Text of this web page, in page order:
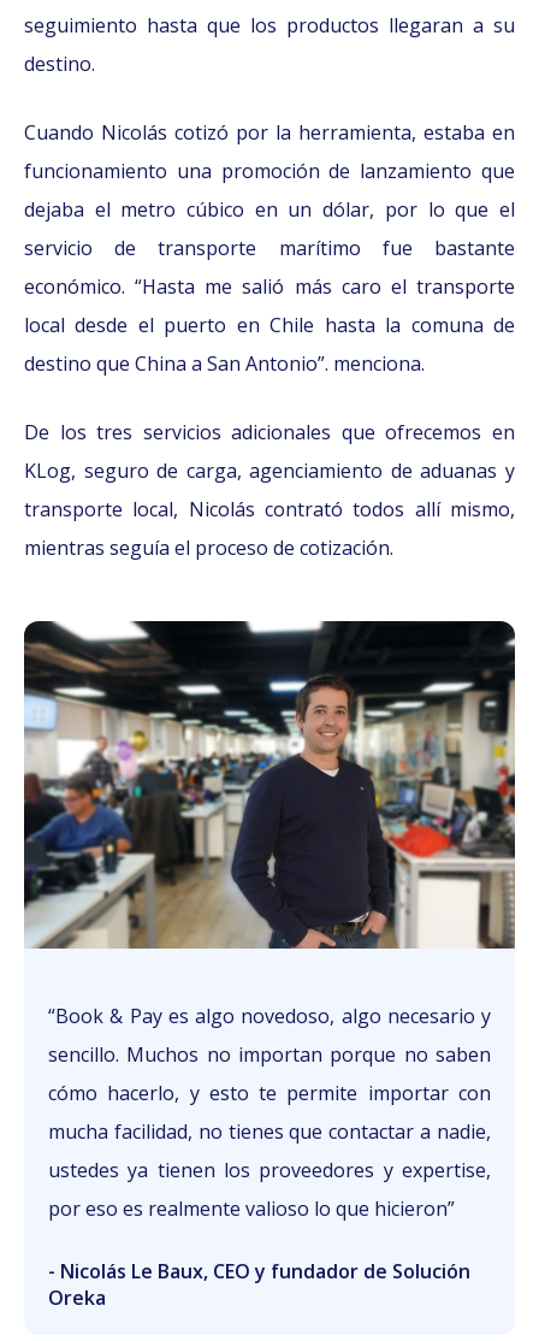
seguimiento hasta que los productos llegaran a su
destino.
Cuando Nicolás cotizó por la herramienta, estaba en
funcionamiento una promoción de lanzamiento que
dejaba el metro cúbico en un dólar, por lo que el
servicio de transporte marítimo fue bastante
económico. “Hasta me salió más caro el transporte
local desde el puerto en Chile hasta la comuna de
destino que China a San Antonio”. menciona.
De los tres servicios adicionales que ofrecemos en
KLog, seguro de carga, agenciamiento de aduanas y
transporte local, Nicolás contrató todos allí mismo,
mientras seguía el proceso de cotización.
“Book & Pay es algo novedoso, algo necesario y
sencillo. Muchos no importan porque no saben
cómo hacerlo, y esto te permite importar con
mucha facilidad, no tienes que contactar a nadie,
ustedes ya tienen los proveedores y expertise,
por eso es realmente valioso lo que hicieron”
- Nicolás Le Baux, CEO y fundador de Solución
Oreka